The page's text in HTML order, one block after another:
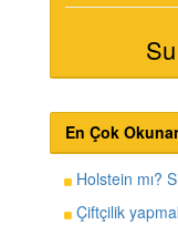
En Çok
Holstein mı?
Çiftçilik